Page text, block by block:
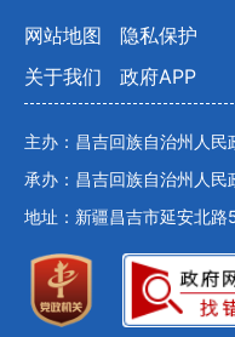
网站地图 隐私保护
关于我们
政府APP
主办：昌吉回族自治州人民
承办：昌吉回族自治州人
地址：新疆昌吉市延安北路